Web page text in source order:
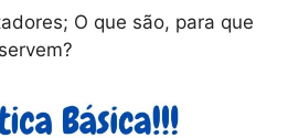
O que são, para que